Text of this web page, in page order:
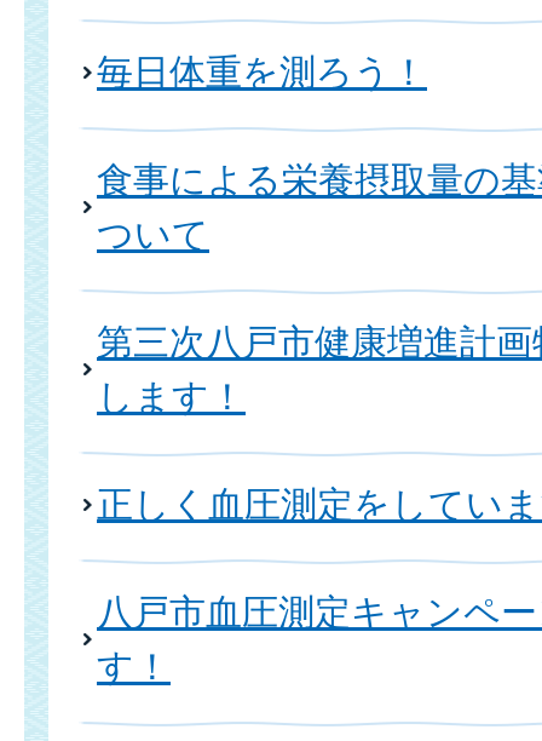
毎日体重を測ろう！
食事による栄養摂取量の
ついて
第三次八戸市健康増進計
します！
正しく血圧測定をしてい
八戸市血圧測定キャンペ
す！